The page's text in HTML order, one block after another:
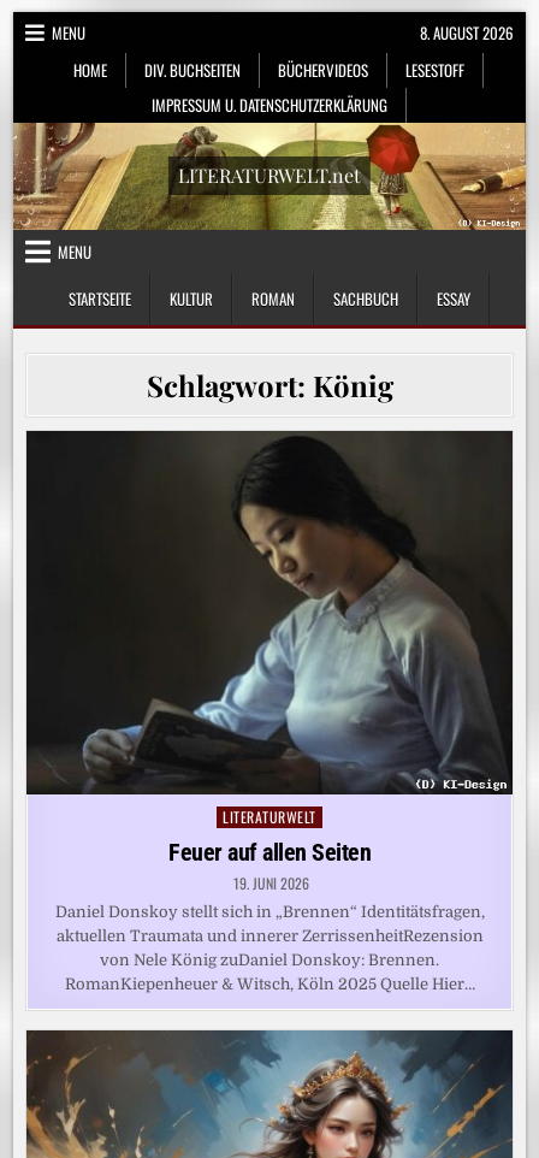
Skip
MENU
HOME
DIV. BUCHSEITEN BÜCHERVIDEOS
LESESTOFF
IMPRESSUM U. DATENSCHUTZERKLÄRUNG
8. AUGUST 2026
LITERATURWELT.net
MENU
STARTSEITE
KULTUR ROMAN SACHBUCH ESSAY
Schlagwort: König
Posted
LITERATURWELT
Feuer auf allen Seiten
19. JUNI 2026
Daniel Donskoy stellt sich in „Brennen“ Identitätsfragen,
aktuellen Traumata und innerer ZerrissenheitRezension
von Nele König zuDaniel Donskoy: Brennen.
RomanKiepenheuer & Witsch, Köln 2025 Quelle Hier…